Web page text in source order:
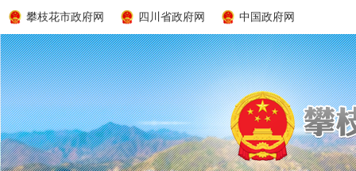
攀枝花市政府网 四川省政府网 中国政府网